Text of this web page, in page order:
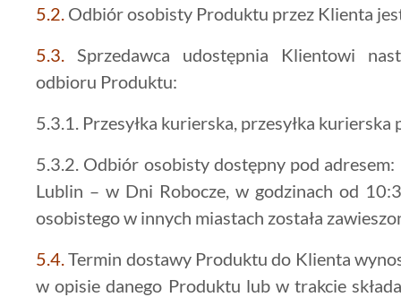
5.2. Odbiór osobisty Produktu przez Klienta
5.3.
Sprzedawca udostępnia Klientowi
odbioru Produktu:
5.3.1. Przesyłka kurierska, przesyłka kurierska
5.3.2. Odbiór osobisty dostępny pod
Lublin – w Dni Robocze, w godzinach od
osobistego w innych miastach została
5.4. Termin dostawy Produktu do Klienta
w opisie danego Produktu lub w trakcie